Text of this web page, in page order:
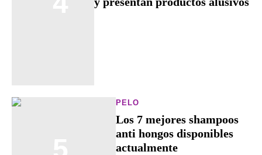
PELO
Los 7 mejores shampoos
anti hongos disponibles
actualmente